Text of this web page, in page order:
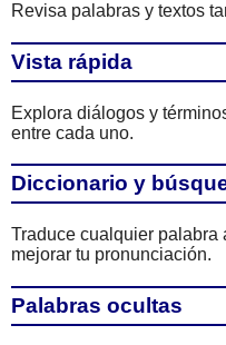
Revisa palabras y textos
Vista rápida
Explora diálogos y
entre cada uno.
Diccionario y
Traduce cualquier palabra
mejorar tu pronunciación.
Palabras ocultas